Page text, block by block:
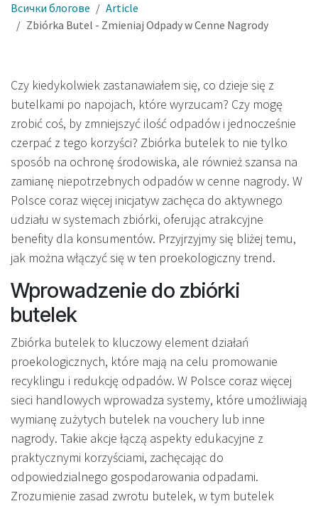
Всички блогове
Article
Zbiórka Butel - Zmieniaj Odpady w Cenne Nagrody
Czy kiedykolwiek zastanawiałem się, co dzieje się z
butelkami po napojach, które wyrzucam? Czy mogę
zrobić coś, by zmniejszyć ilość odpadów i jednocześnie
czerpać z tego korzyści? Zbiórka butelek to nie tylko
sposób na ochronę środowiska, ale również szansa na
zamianę niepotrzebnych odpadów w cenne nagrody. W
Polsce coraz więcej inicjatyw zachęca do aktywnego
udziału w systemach zbiórki, oferując atrakcyjne
benefity dla konsumentów. Przyjrzyjmy się bliżej temu,
jak można włączyć się w ten proekologiczny trend.
Wprowadzenie do zbiórki
butelek
Zbiórka butelek to kluczowy element działań
proekologicznych, które mają na celu promowanie
recyklingu i redukcję odpadów. W Polsce coraz więcej
sieci handlowych wprowadza systemy, które umożliwiają
wymianę zużytych butelek na vouchery lub inne
nagrody. Takie akcje łączą aspekty edukacyjne z
praktycznymi korzyściami, zachęcając do
odpowiedzialnego gospodarowania odpadami.
Zrozumienie zasad zwrotu butelek, w tym butelek